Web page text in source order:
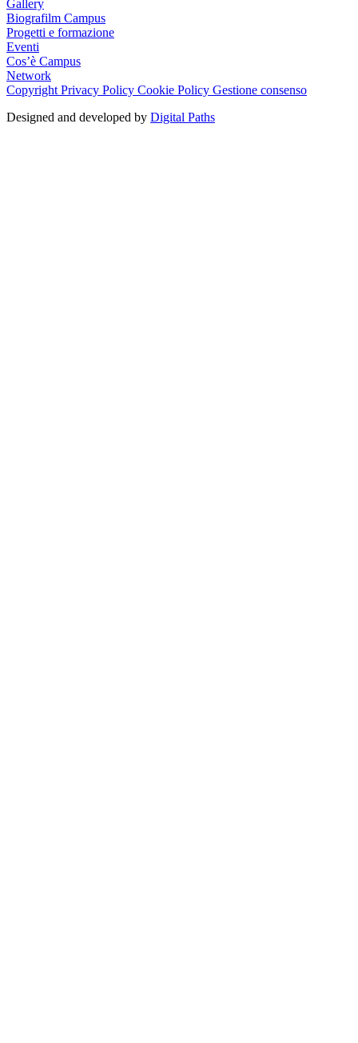
Gallery
Biografilm Campus
Progetti e formazione
Eventi
Cos’è Campus
Network
Copyright Privacy Policy Cookie Policy Gestione consenso
Designed and developed by Digital Paths